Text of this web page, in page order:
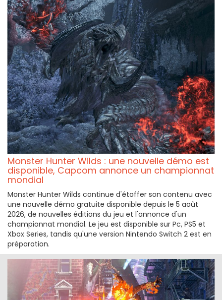
Monster Hunter Wilds : une nouvelle démo est
disponible, Capcom annonce un championnat
mondial
Monster Hunter Wilds continue d'étoffer son contenu avec
une nouvelle démo gratuite disponible depuis le 5 août
2026, de nouvelles éditions du jeu et l'annonce d'un
championnat mondial. Le jeu est disponible sur Pc, PS5 et
Xbox Series, tandis qu'une version Nintendo Switch 2 est en
préparation.